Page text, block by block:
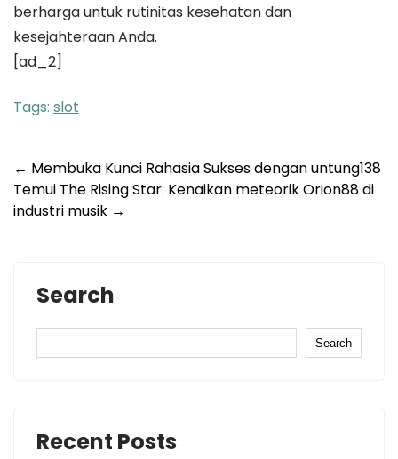
berharga untuk rutinitas kesehatan dan
kesejahteraan Anda.
[ad_2]
Tags: slot
Post
navigation
← Membuka Kunci Rahasia Sukses dengan untung138
Temui The Rising Star: Kenaikan meteorik Orion88 di
industri musik →
Search
Search
Recent Posts